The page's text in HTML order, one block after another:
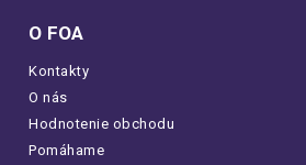
O FOA
Kontakty
O nás
Hodnotenie obchodu
Pomáhame